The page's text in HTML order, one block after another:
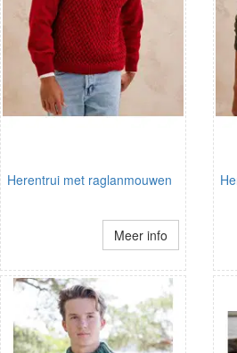
Herentrui met raglanmouwen
Meer info